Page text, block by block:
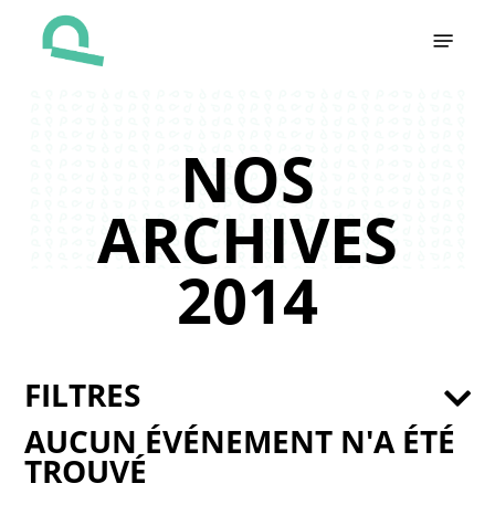
NOS
ARCHIVES
2014
AUCUN ÉVÉNEMENT N'A ÉTÉ
TROUVÉ
FILTRES